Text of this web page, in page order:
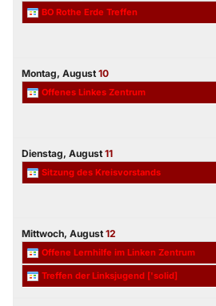
BO Rothe Erde Treffen
Montag, August 10
Offenes Linkes Zentrum
Dienstag, August 11
Sitzung des Kreisvorstands
Mittwoch, August 12
Offene Lernhilfe im Linken Zentrum
Treffen der Linksjugend ['solid]